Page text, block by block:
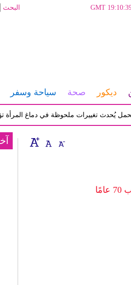
البحث
ديكور صحة سياحة وسفر
تغييرات ملحوظة في دماغ المرأة تؤثر على